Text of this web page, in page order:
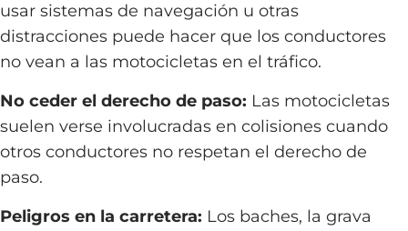
usar sistemas de navegación u otras
distracciones puede hacer que los conductores
no vean a las motocicletas en el tráfico.
No ceder el derecho de paso: Las motocicletas
suelen verse involucradas en colisiones cuando
otros conductores no respetan el derecho de
paso.
Peligros en la carretera: Los baches, la grava